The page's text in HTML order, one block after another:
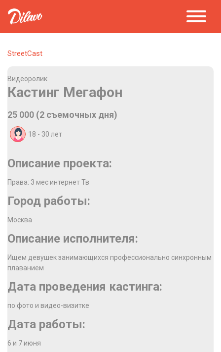
StreetCast
Видеоролик
Кастинг Мегафон
25 000 (2 съемочных дня)
18 - 30 лет
Описание проекта:
Права: 3 мес интернет Тв
Город работы:
Москва
Описание исполнителя:
Ищем девушек занимающихся профессионально синхронным
плаванием
Дата проведения кастинга:
по фото и видео-визитке
Дата работы:
6 и 7 июня